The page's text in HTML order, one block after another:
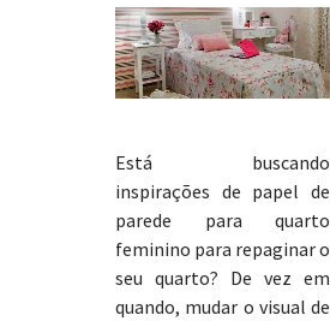
Está buscando
inspirações de papel de
parede para quarto
feminino para repaginar o
seu quarto? De vez em
quando, mudar o visual de